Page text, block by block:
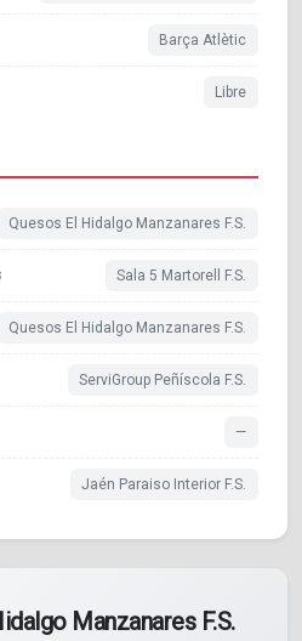
Barça Atlètic
Libre
Quesos El Hidalgo Manzanares F.S.
Sala 5 Martorell F.S.
Quesos El Hidalgo Manzanares F.S.
ServiGroup Peñíscola F.S.
—
Jaén Paraiso Interior F.S.
Manzanares F.S.